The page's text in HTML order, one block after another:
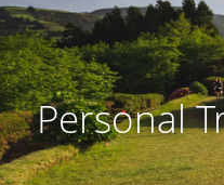
Personal